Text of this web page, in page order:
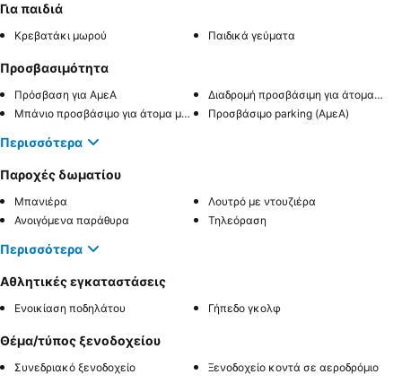
Για παιδιά
Κρεβατάκι μωρού Παιδικά γεύματα
Προσβασιμότητα
Πρόσβαση για ΑμεΑ
Διαδρομή προσβάσιμη για άτομα με αναπηρία
Μπάνιο προσβάσιμο για άτομα με αναπηρία
Προσβάσιμο parking (ΑμεΑ)
Περισσότερα
Παροχές δωματίου
Μπανιέρα
Λουτρό με ντουζιέρα
Ανοιγόμενα παράθυρα
Τηλεόραση
Περισσότερα
Αθλητικές εγκαταστάσεις
Ενοικίαση ποδηλάτου Γήπεδο γκολφ
Θέμα/τύπος ξενοδοχείου
Συνεδριακό ξενοδοχείο Ξενοδοχείο κοντά σε αεροδρόμιο